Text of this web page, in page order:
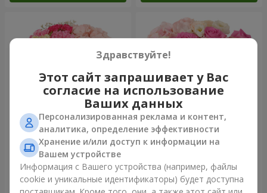
Цветы в коробке "Соломия"
2 332 грн
Композиция "Barbie"
2 932 грн
Здравствуйте!
Этот сайт запрашивает у Вас
согласие на использование
Ваших данных
Персонализированная реклама и контент,
аналитика, определение эффективности
Хранение и/или доступ к информации на
Вашем устройстве
Информация с Вашего устройства (например, файлы
cookie и уникальные идентификаторы) будет доступна